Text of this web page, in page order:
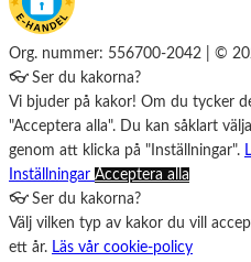
Org. nummer: 556700-2042 | ©
👓 Ser du kakorna?
Vi bjuder på kakor! Om du tycker
"Acceptera alla". Du kan såklart
genom att klicka på "Inställningar".
Inställningar Acceptera alla
👓 Ser du kakorna?
Välj vilken typ av kakor du vill
ett år. Läs vår cookie-policy